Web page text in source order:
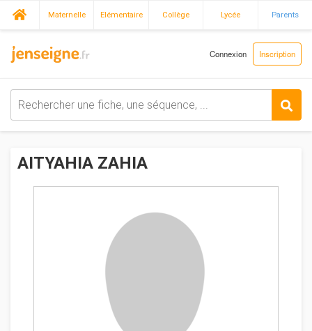
Maternelle Elémentaire Collège Lycée Parents
Connexion Inscription
AITYAHIA ZAHIA